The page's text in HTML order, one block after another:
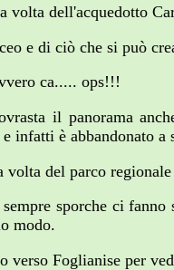
dell'acquedotto
e di ciò che si può
ca..... ops!!!
il panorama
è abbandonato a
del parco
sporche ci
modo.
verso Foglianise per